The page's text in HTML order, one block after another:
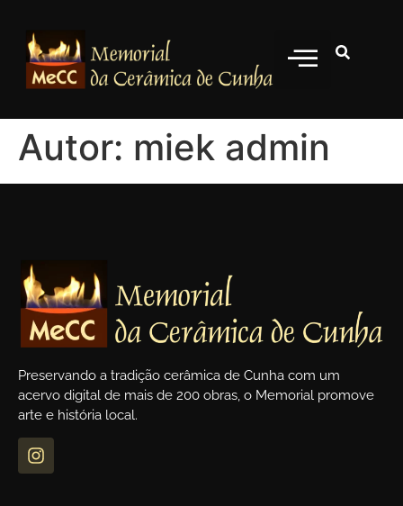
Autor: miek admin
Preservando a tradição cerâmica de Cunha com um
acervo digital de mais de 200 obras, o Memorial promove
arte e história local.